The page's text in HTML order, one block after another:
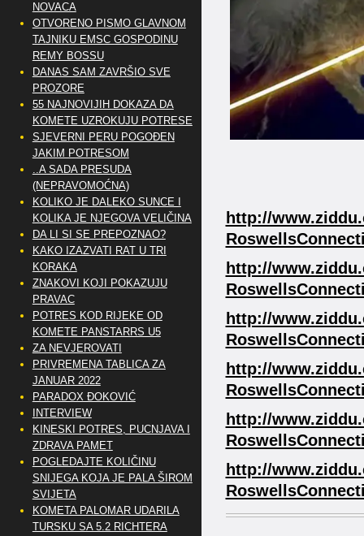
http://
http://
http://
http://
http://
http://
NOVACA
OTVORENO PISMO GLAVNOM
TAJNIKU EMSC GOSPODINU
REMY BOSSU
DANAS SAM ZAVRŠIO SVE
PROZORE
55 NAJNOVIJIH DOKAZA DA
KOMETE UZROKUJU POTRESE
SJEVERNI PERU POGOĐEN
JAKIM POTRESOM
..A SADA PRESUDA
(NEPRAVOMOĆNA)
KOLIKO JE DALEKO SUNCE I
KOLIKA JE NJEGOVA VELIČINA
DA LI SI SE PREPOZNAO?
KAKO IZAZVATI RAT U TRI
KORAKA
ZNAKOVI KOJI POKAZUJU
PRAVAC
POTRES KOD RIJEKE OD
KOMETE PANSTARRS U5
ZA NEVJEROVATI
PRIVREMENA TABLICA ZA
JANUAR 2022
PARADOX ĐOKOVIĆ
INTERVIEW
KINESKI POTRES, PUCNJAVA I
ZDRAVA PAMET
POGLEDAJTE KOLIČINU
SNIJEGA KOJA JE PALA ŠIROM
SVIJETA
KOMETA PALOMAR UDARILA
TURSKU SA 5.2 RICHTERA